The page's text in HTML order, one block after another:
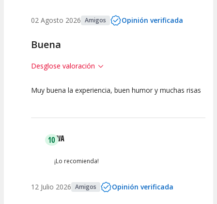
02 Agosto 2026 Amigos Opinión verificada
Buena
Desglose valoración
10
Espectáculo
10
Escena
10
artística
Muy buena la experiencia, buen humor y muchas risas
10EVA
¡Lo recomienda!
12 Julio 2026 Amigos Opinión verificada